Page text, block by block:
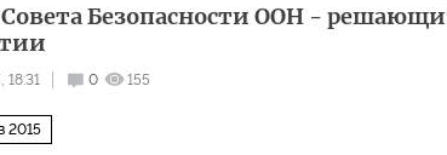
Безопасности ООН -
0 155
2015